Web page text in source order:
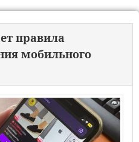
правила
мобильного